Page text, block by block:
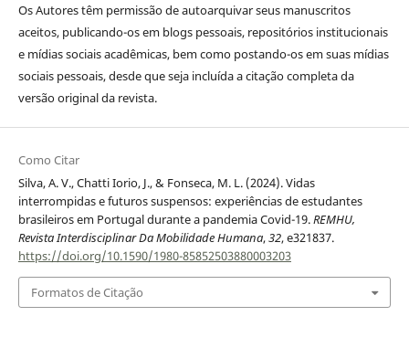
Os Autores têm permissão de autoarquivar seus manuscritos
aceitos, publicando-os em blogs pessoais, repositórios institucionais
e mídias sociais acadêmicas, bem como postando-os em suas mídias
sociais pessoais, desde que seja incluída a citação completa da
versão original da revista.
Como Citar
Silva, A. V., Chatti Iorio, J., & Fonseca, M. L. (2024). Vidas
interrompidas e futuros suspensos: experiências de estudantes
brasileiros em Portugal durante a pandemia Covid-19.REMHU,
Revista Interdisciplinar Da Mobilidade Humana,32, e321837.
https://doi.org/10.1590/1980-85852503880003203
Formatos de Citação